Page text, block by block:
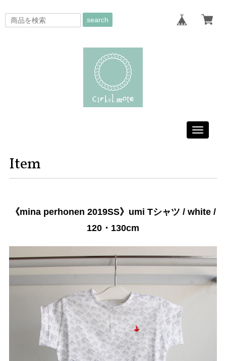
search
Toggle
Item
《mina perhonen 2019SS》umi Tシャツ / white /
120・130cm